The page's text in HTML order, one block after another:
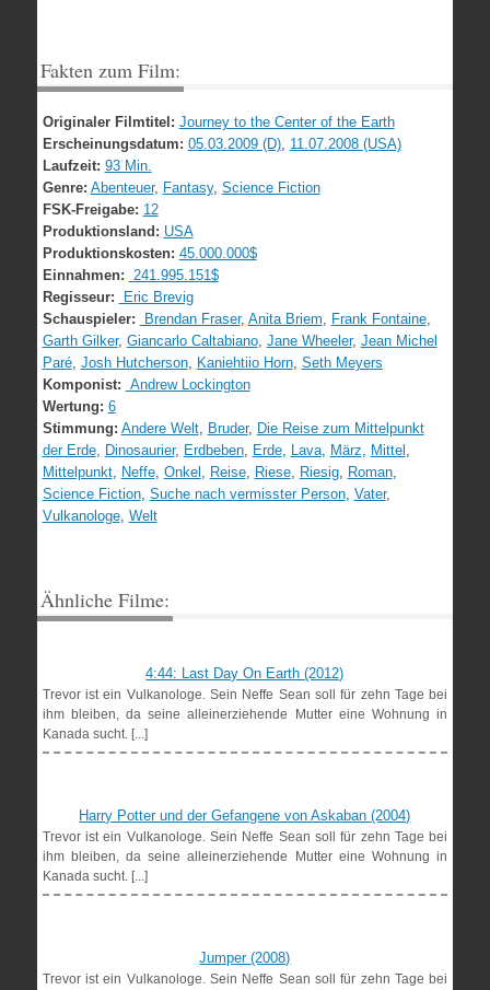
Fakten zum Film:
Originaler Filmtitel: Journey to the Center of the Earth
Erscheinungsdatum: 05.03.2009 (D), 11.07.2008 (USA)
Laufzeit: 93 Min.
Genre: Abenteuer, Fantasy, Science Fiction
FSK-Freigabe: 12
Produktionsland: USA
Produktionskosten: 45.000.000$
Einnahmen: 241.995.151$
Regisseur:
Eric Brevig
Schauspieler:
Brendan Fraser, Anita Briem, Frank Fontaine,
Garth Gilker, Giancarlo Caltabiano, Jane Wheeler, Jean Michel
Paré, Josh Hutcherson, Kaniehtiio Horn, Seth Meyers
Komponist: Andrew Lockington
Wertung: 6
Stimmung: Andere Welt, Bruder, Die Reise zum Mittelpunkt
der Erde, Dinosaurier, Erdbeben, Erde, Lava, März, Mittel ,
Mittelpunkt, Neffe, Onkel , Reise, Riese, Riesig, Roman,
Science Fiction, Suche nach vermisster Person, Vater,
Vulkanologe, Welt
Ähnliche Filme:
4:44: Last Day On Earth (2012)
Trevor ist ein Vulkanologe. Sein Neffe Sean soll für zehn Tage bei
ihm bleiben, da seine alleinerziehende Mutter eine Wohnung in
Kanada sucht. [...]
Harry Potter und der Gefangene von Askaban (2004)
Trevor ist ein Vulkanologe. Sein Neffe Sean soll für zehn Tage bei
ihm bleiben, da seine alleinerziehende Mutter eine Wohnung in
Kanada sucht. [...]
Jumper (2008)
Trevor ist ein Vulkanologe. Sein Neffe Sean soll für zehn Tage bei